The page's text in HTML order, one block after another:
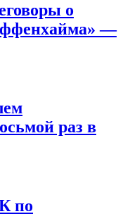
о
—
раз в
по